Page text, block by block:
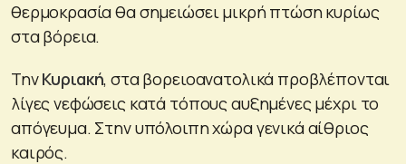
θερμοκρασία θα σημειώσει μικρή πτώση κυρίως
στα βόρεια.
ΤηνΚυριακή, στα βορειοανατολικά προβλέπονται
λίγες νεφώσεις κατά τόπους αυξημένες μέχρι το
απόγευμα. Στην υπόλοιπη χώρα γενικά αίθριος
καιρός.